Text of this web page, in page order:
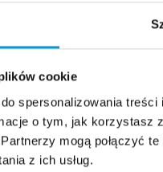
cookie
spersonalizowania
o tym, jak korzystasz
mogą połączyć
z ich usług.